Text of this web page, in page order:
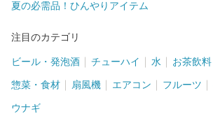
夏の必需品！ひんやりアイテム
注目のカテゴリ
ビール・発泡酒 チューハイ 水 お茶飲料
惣菜・食材 扇風機 エアコン フルーツ
ウナギ